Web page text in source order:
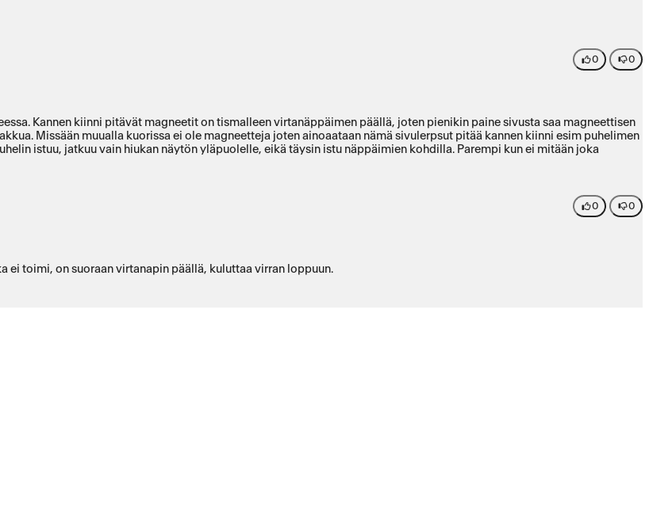
0 0
Kannen kiinni pitävät magneetit on tismalleen virtanäppäimen päällä, joten pienikin paine sivusta saa magneettisen
Missään muualla kuorissa ei ole magneetteja joten ainoaataan nämä sivulerpsut pitää kannen kiinni esim puhelimen
istuu, jatkuu vain hiukan näytön yläpuolelle, eikä täysin istu näppäimien kohdilla. Parempi kun ei mitään joka
0 0
ei toimi, on suoraan virtanapin päällä, kuluttaa virran loppuun.